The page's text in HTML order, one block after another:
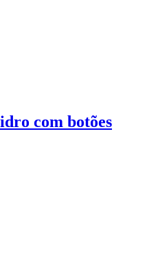
com botões